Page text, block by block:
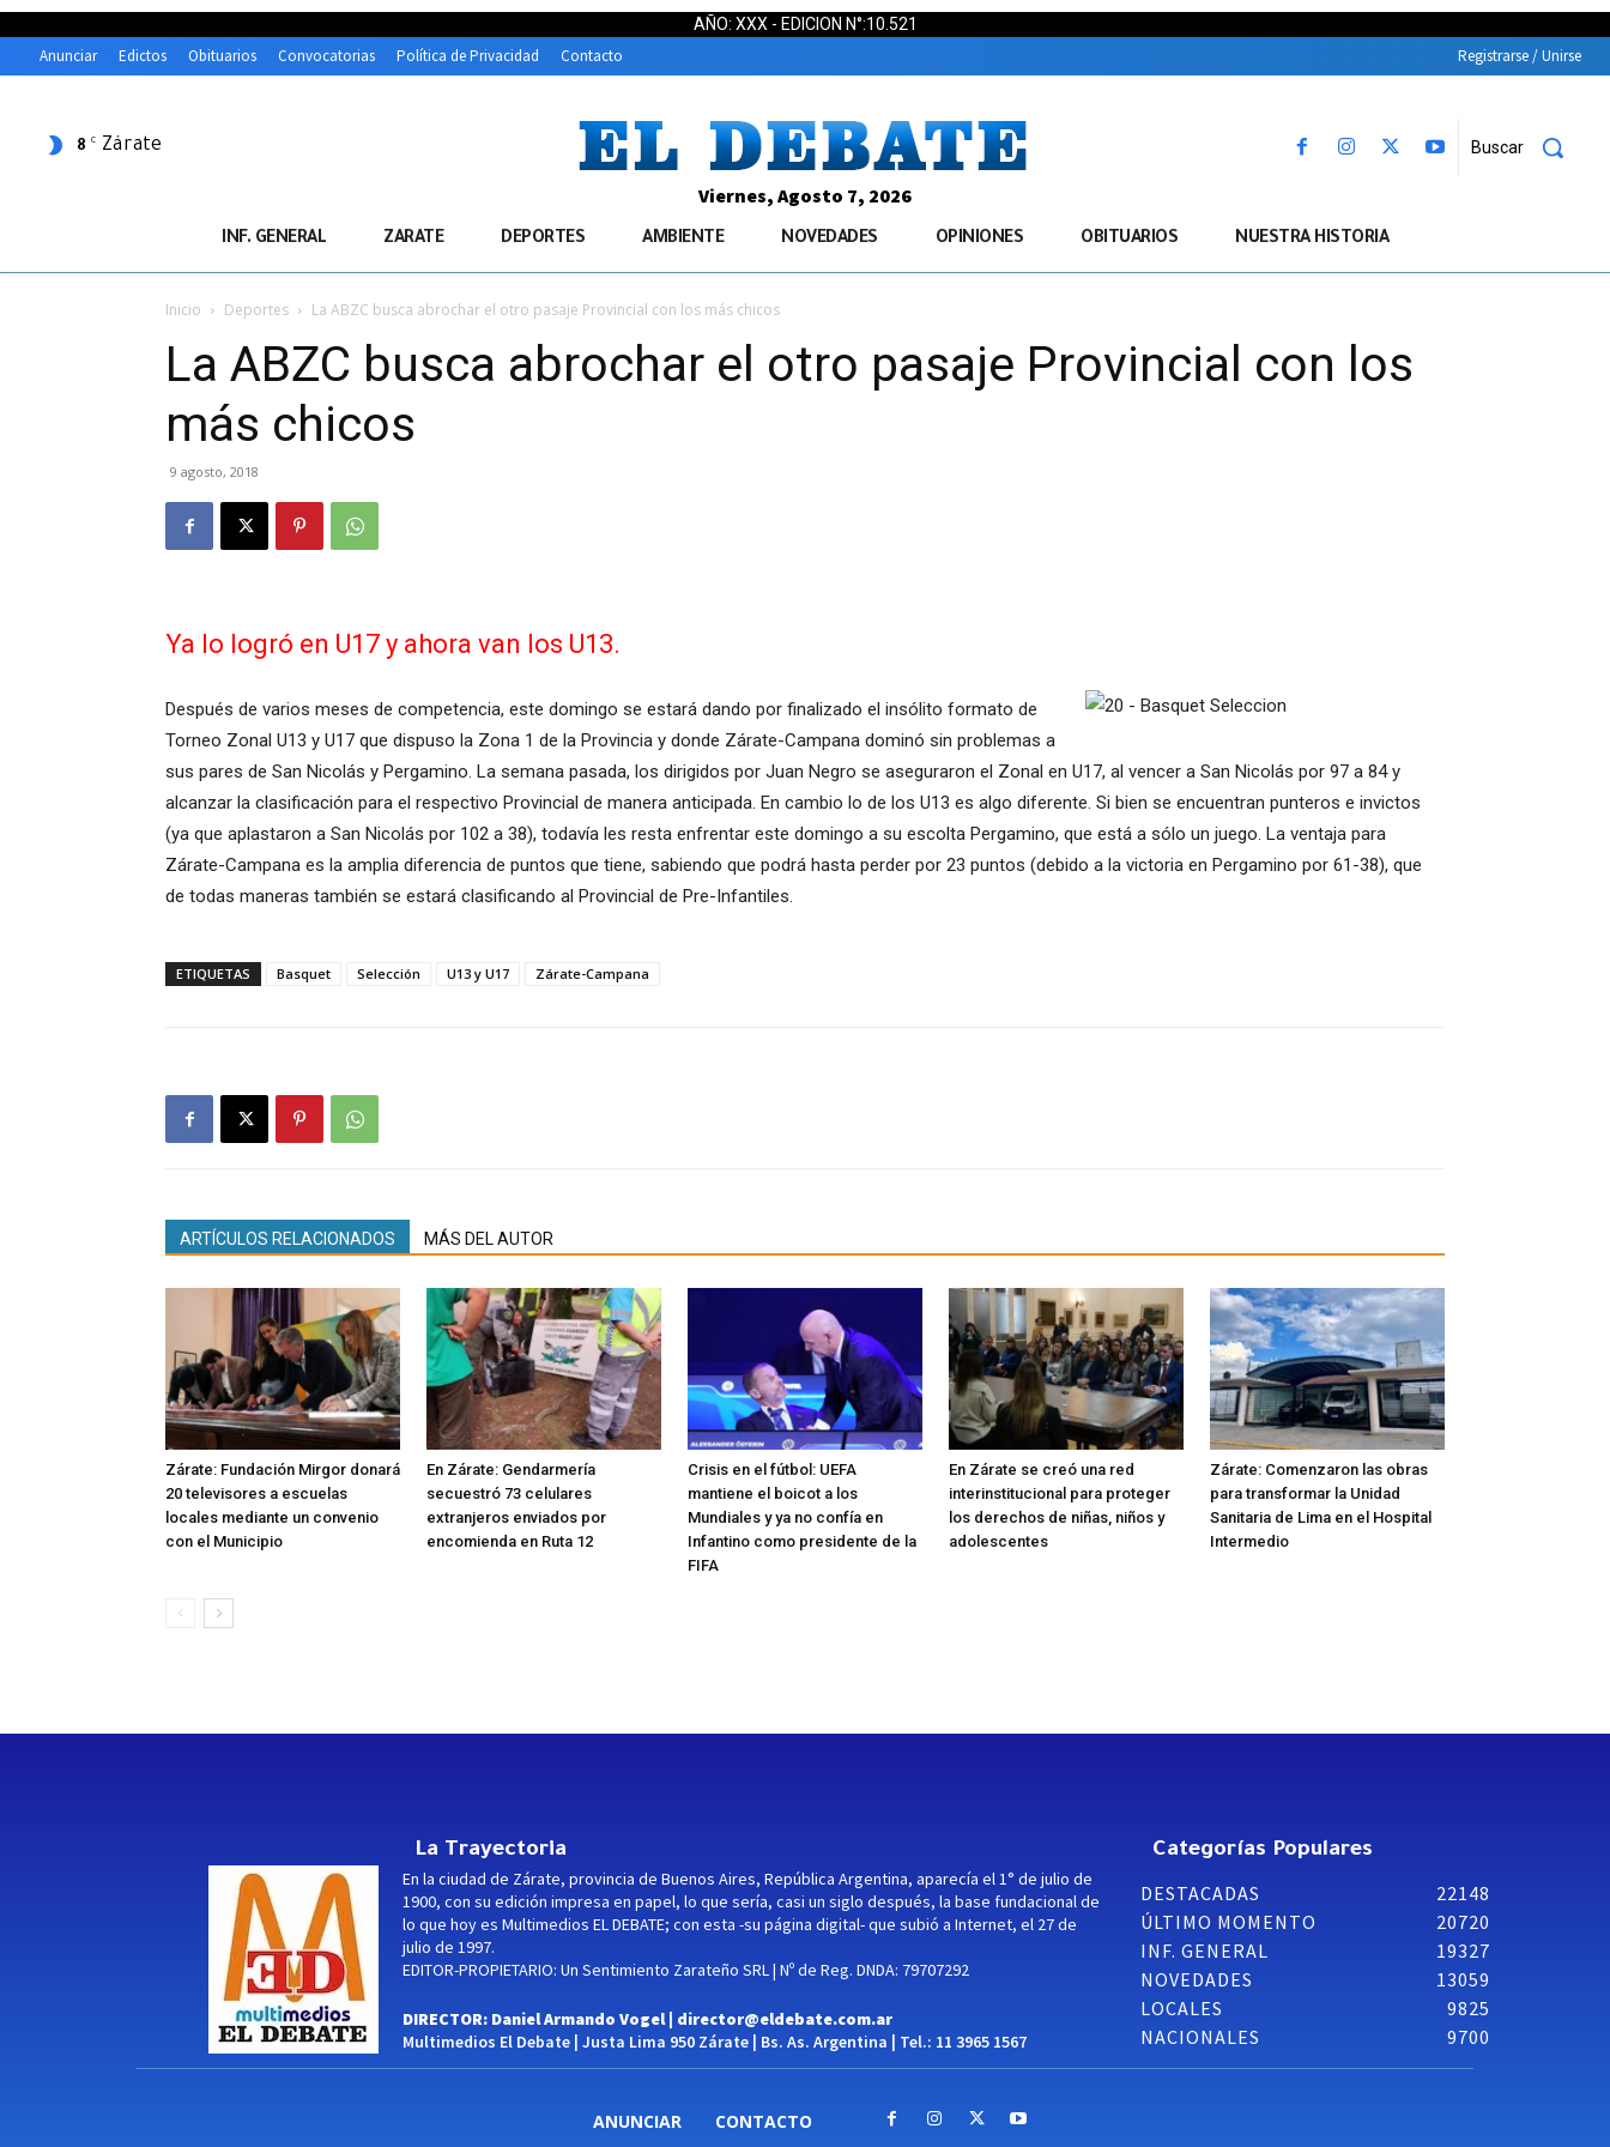
AÑO: XXX - EDICION N°:10.521
Anunciar Edictos Obituarios Convocatorias Política de Privacidad Contacto Registrarse / Unirse
8 C Zárate Buscar
Viernes, Agosto 7, 2026
INF. GENERAL ZARATE DEPORTES AMBIENTE NOVEDADES OPINIONES OBITUARIOS NUESTRA HISTORIA
Inicio Deportes La ABZC busca abrochar el otro pasaje Provincial con los más chicos
La ABZC busca abrochar el otro pasaje Provincial con los
más chicos
9 agosto, 2018
Ya lo logró en U17 y ahora van los U13.
Después de varios meses de competencia, este domingo se estará dando por finalizado el insólito formato de
Torneo Zonal U13 y U17 que dispuso la Zona 1 de la Provincia y donde Zárate-Campana dominó sin problemas a
sus pares de San Nicolás y Pergamino. La semana pasada, los dirigidos por Juan Negro se aseguraron el Zonal en U17, al vencer a San Nicolás por 97 a 84 y
alcanzar la clasificación para el respectivo Provincial de manera anticipada. En cambio lo de los U13 es algo diferente. Si bien se encuentran punteros e invictos
(ya que aplastaron a San Nicolás por 102 a 38), todavía les resta enfrentar este domingo a su escolta Pergamino, que está a sólo un juego. La ventaja para
Zárate-Campana es la amplia diferencia de puntos que tiene, sabiendo que podrá hasta perder por 23 puntos (debido a la victoria en Pergamino por 61-38), que
de todas maneras también se estará clasificando al Provincial de Pre-Infantiles.
ETIQUETAS Basquet Selección U13 y U17 Zárate-Campana
ARTÍCULOS RELACIONADOS MÁS DEL AUTOR
Zárate: Fundación Mirgor donará
20 televisores a escuelas
locales mediante un convenio
con el Municipio
En Zárate: Gendarmería
secuestró 73 celulares
extranjeros enviados por
encomienda en Ruta 12
Crisis en el fútbol: UEFA
mantiene el boicot a los
Mundiales y ya no confía en
Infantino como presidente de la
FIFA
En Zárate se creó una red
interinstitucional para proteger
los derechos de niñas, niños y
adolescentes
Zárate: Comenzaron las obras
para transformar la Unidad
Sanitaria de Lima en el Hospital
Intermedio
La Trayectoria
En la ciudad de Zárate, provincia de Buenos Aires, República Argentina, aparecía el 1° de julio de
1900, con su edición impresa en papel, lo que sería, casi un siglo después, la base fundacional de
lo que hoy es Multimedios EL DEBATE; con esta -su página digital- que subió a Internet, el 27 de
julio de 1997.
EDITOR-PROPIETARIO: Un Sentimiento Zarateño SRL | Nº de Reg. DNDA: 79707292
DIRECTOR: Daniel Armando Vogel | director@eldebate.com.ar
Multimedios El Debate | Justa Lima 950 Zárate | Bs. As. Argentina | Tel.: 11 3965 1567
Categorías Populares
DESTACADAS
22148
ÚLTIMO MOMENTO
20720
INF. GENERAL
19327
NOVEDADES
13059
LOCALES
9825
NACIONALES
9700
ANUNCIAR CONTACTO